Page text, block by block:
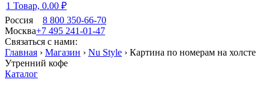
1 Товар, 0.00 ₽
Россия
8 800 350-66-70
Москва+7 495 241-01-47
Связаться с нами:
Главная › Магазин › Nu Style › Картина по номерам на холсте
Утренний кофе
Каталог